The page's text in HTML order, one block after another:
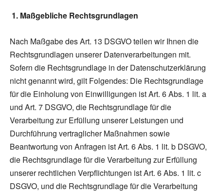
1. Maßgebliche Rechtsgrundlagen
Nach Maßgabe des Art. 13 DSGVO teilen wir Ihnen die
Rechtsgrundlagen unserer Datenverarbeitungen mit.
Sofern die Rechtsgrundlage in der Datenschutzerklärung
nicht genannt wird, gilt Folgendes: Die Rechtsgrundlage
für die Einholung von Einwilligungen ist Art. 6 Abs. 1 lit. a
und Art. 7 DSGVO, die Rechtsgrundlage für die
Verarbeitung zur Erfüllung unserer Leistungen und
Durchführung vertraglicher Maßnahmen sowie
Beantwortung von Anfragen ist Art. 6 Abs. 1 lit. b DSGVO,
die Rechtsgrundlage für die Verarbeitung zur Erfüllung
unserer rechtlichen Verpflichtungen ist Art. 6 Abs. 1 lit. c
DSGVO, und die Rechtsgrundlage für die Verarbeitung